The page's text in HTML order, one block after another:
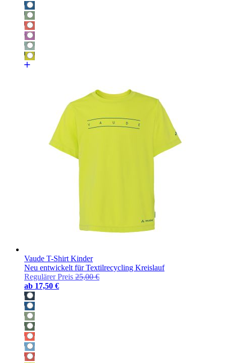
Vaude T-Shirt Kinder
Neu entwickelt für Textilrecycling Kreislauf
Regulärer Preis 25,00 €
ab 17,50 €